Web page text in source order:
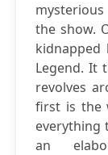
mysterious
the show.
kidnapped
Legend. It
revolves
first is the
everything
an